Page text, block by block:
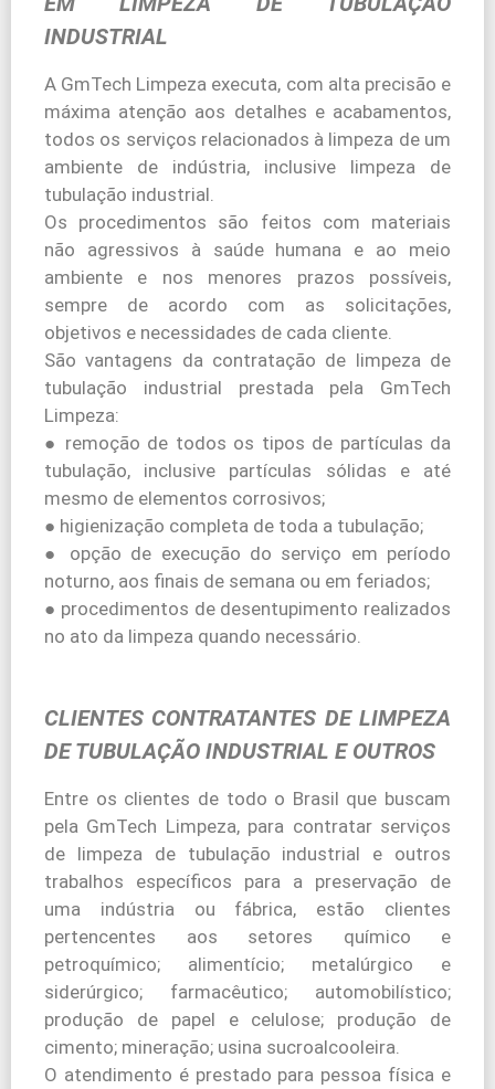
INDUSTRIAL
A GmTech Limpeza executa, com alta precisão e
máxima atenção aos detalhes e acabamentos,
todos os serviços relacionados à limpeza de um
ambiente de indústria, inclusive limpeza de
tubulação industrial.
Os procedimentos são feitos com materiais
não agressivos à saúde humana e ao meio
ambiente e nos menores prazos possíveis,
sempre de acordo com as solicitações,
objetivos e necessidades de cada cliente.
São vantagens da contratação de limpeza de
tubulação industrial prestada pela GmTech
Limpeza:
● remoção de todos os tipos de partículas da
tubulação, inclusive partículas sólidas e até
mesmo de elementos corrosivos;
● higienização completa de toda a tubulação;
● opção de execução do serviço em período
noturno, aos finais de semana ou em feriados;
● procedimentos de desentupimento realizados
no ato da limpeza quando necessário.
CLIENTES CONTRATANTES DE LIMPEZA
DE TUBULAÇÃO INDUSTRIAL E OUTROS
Entre os clientes de todo o Brasil que buscam
pela GmTech Limpeza, para contratar serviços
de limpeza de tubulação industrial e outros
trabalhos específicos para a preservação de
uma indústria ou fábrica, estão clientes
pertencentes aos setores químico e
petroquímico; alimentício; metalúrgico e
siderúrgico; farmacêutico; automobilístico;
produção de papel e celulose; produção de
cimento; mineração; usina sucroalcooleira.
O atendimento é prestado para pessoa física e